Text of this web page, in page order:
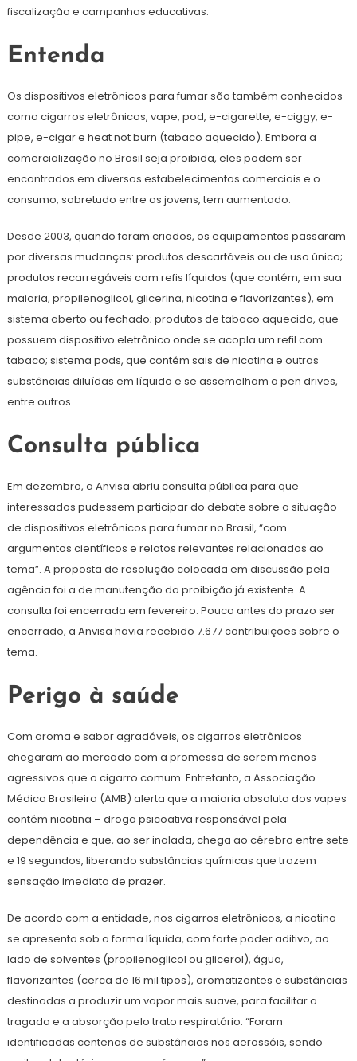
fiscalização e campanhas educativas.
Entenda
Os dispositivos eletrônicos para fumar são também conhecidos
como cigarros eletrônicos, vape, pod, e-cigarette, e-ciggy, e-
pipe, e-cigar e heat not burn (tabaco aquecido). Embora a
comercialização no Brasil seja proibida, eles podem ser
encontrados em diversos estabelecimentos comerciais e o
consumo, sobretudo entre os jovens, tem aumentado.
Desde 2003, quando foram criados, os equipamentos passaram
por diversas mudanças: produtos descartáveis ou de uso único;
produtos recarregáveis com refis líquidos (que contém, em sua
maioria, propilenoglicol, glicerina, nicotina e flavorizantes), em
sistema aberto ou fechado; produtos de tabaco aquecido, que
possuem dispositivo eletrônico onde se acopla um refil com
tabaco; sistema pods, que contém sais de nicotina e outras
substâncias diluídas em líquido e se assemelham a pen drives,
entre outros.
Consulta pública
Em dezembro, a Anvisa abriu consulta pública para que
interessados pudessem participar do debate sobre a situação
de dispositivos eletrônicos para fumar no Brasil, “com
argumentos científicos e relatos relevantes relacionados ao
tema”. A proposta de resolução colocada em discussão pela
agência foi a de manutenção da proibição já existente. A
consulta foi encerrada em fevereiro. Pouco antes do prazo ser
encerrado, a Anvisa havia recebido 7.677 contribuições sobre o
tema.
Perigo à saúde
Com aroma e sabor agradáveis, os cigarros eletrônicos
chegaram ao mercado com a promessa de serem menos
agressivos que o cigarro comum. Entretanto, a Associação
Médica Brasileira (AMB) alerta que a maioria absoluta dos vapes
contém nicotina – droga psicoativa responsável pela
dependência e que, ao ser inalada, chega ao cérebro entre sete
e 19 segundos, liberando substâncias químicas que trazem
sensação imediata de prazer.
De acordo com a entidade, nos cigarros eletrônicos, a nicotina
se apresenta sob a forma líquida, com forte poder aditivo, ao
lado de solventes (propilenoglicol ou glicerol), água,
flavorizantes (cerca de 16 mil tipos), aromatizantes e substâncias
destinadas a produzir um vapor mais suave, para facilitar a
tragada e a absorção pelo trato respiratório. “Foram
identificadas centenas de substâncias nos aerossóis, sendo